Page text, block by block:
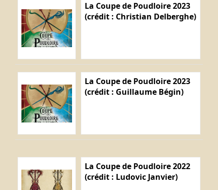
La Coupe de Poudloire 2023
(crédit : Christian Delberghe)
La Coupe de Poudloire 2023
(crédit : Guillaume Bégin)
La Coupe de Poudloire 2022
(crédit : Ludovic Janvier)